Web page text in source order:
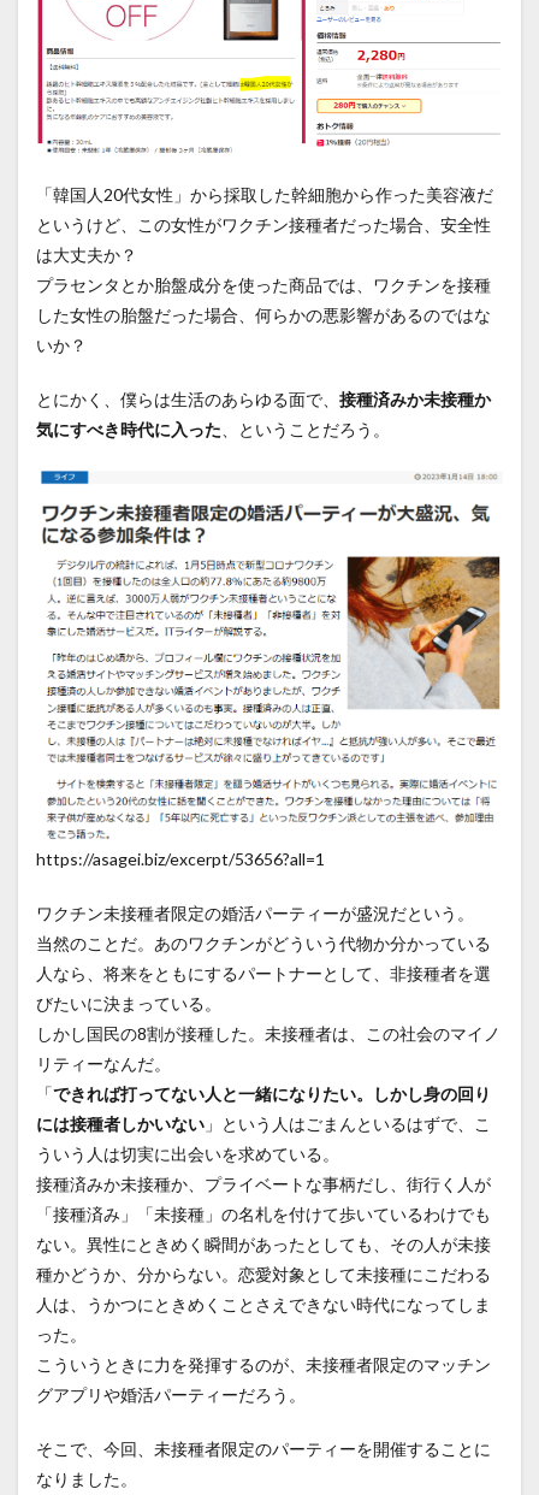
「韓国人20代女性」から採取した幹細胞から作った美容液だ
というけど、この女性がワクチン接種者だった場合、安全性
は大丈夫か？
プラセンタとか胎盤成分を使った商品では、ワクチンを接種
した女性の胎盤だった場合、何らかの悪影響があるのではな
いか？
とにかく、僕らは生活のあらゆる面で、 接種済みか未接種か
気にすべき時代に入った 、ということだろう。
https://asagei.biz/excerpt/53656?all=1
ワクチン未接種者限定の婚活パーティーが盛況だという。
当然のことだ。あのワクチンがどういう代物か分かっている
人なら、将来をともにするパートナーとして、非接種者を選
びたいに決まっている。
しかし国民の8割が接種した。未接種者は、この社会のマイノ
リティーなんだ。
「できれば打ってない人と一緒になりたい。しかし身の回り
には接種者しかいない 」という人はごまんといるはずで、こ
ういう人は切実に出会いを求めている。
接種済みか未接種か、プライベートな事柄だし、街行く人が
「接種済み」「未接種」の名札を付けて歩いているわけでも
ない。異性にときめく瞬間があったとしても、その人が未接
種かどうか、分からない。恋愛対象として未接種にこだわる
人は、うかつにときめくことさえできない時代になってしま
った。
こういうときに力を発揮するのが、未接種者限定のマッチン
グアプリや婚活パーティーだろう。
そこで、今回、未接種者限定のパーティーを開催することに
なりました。